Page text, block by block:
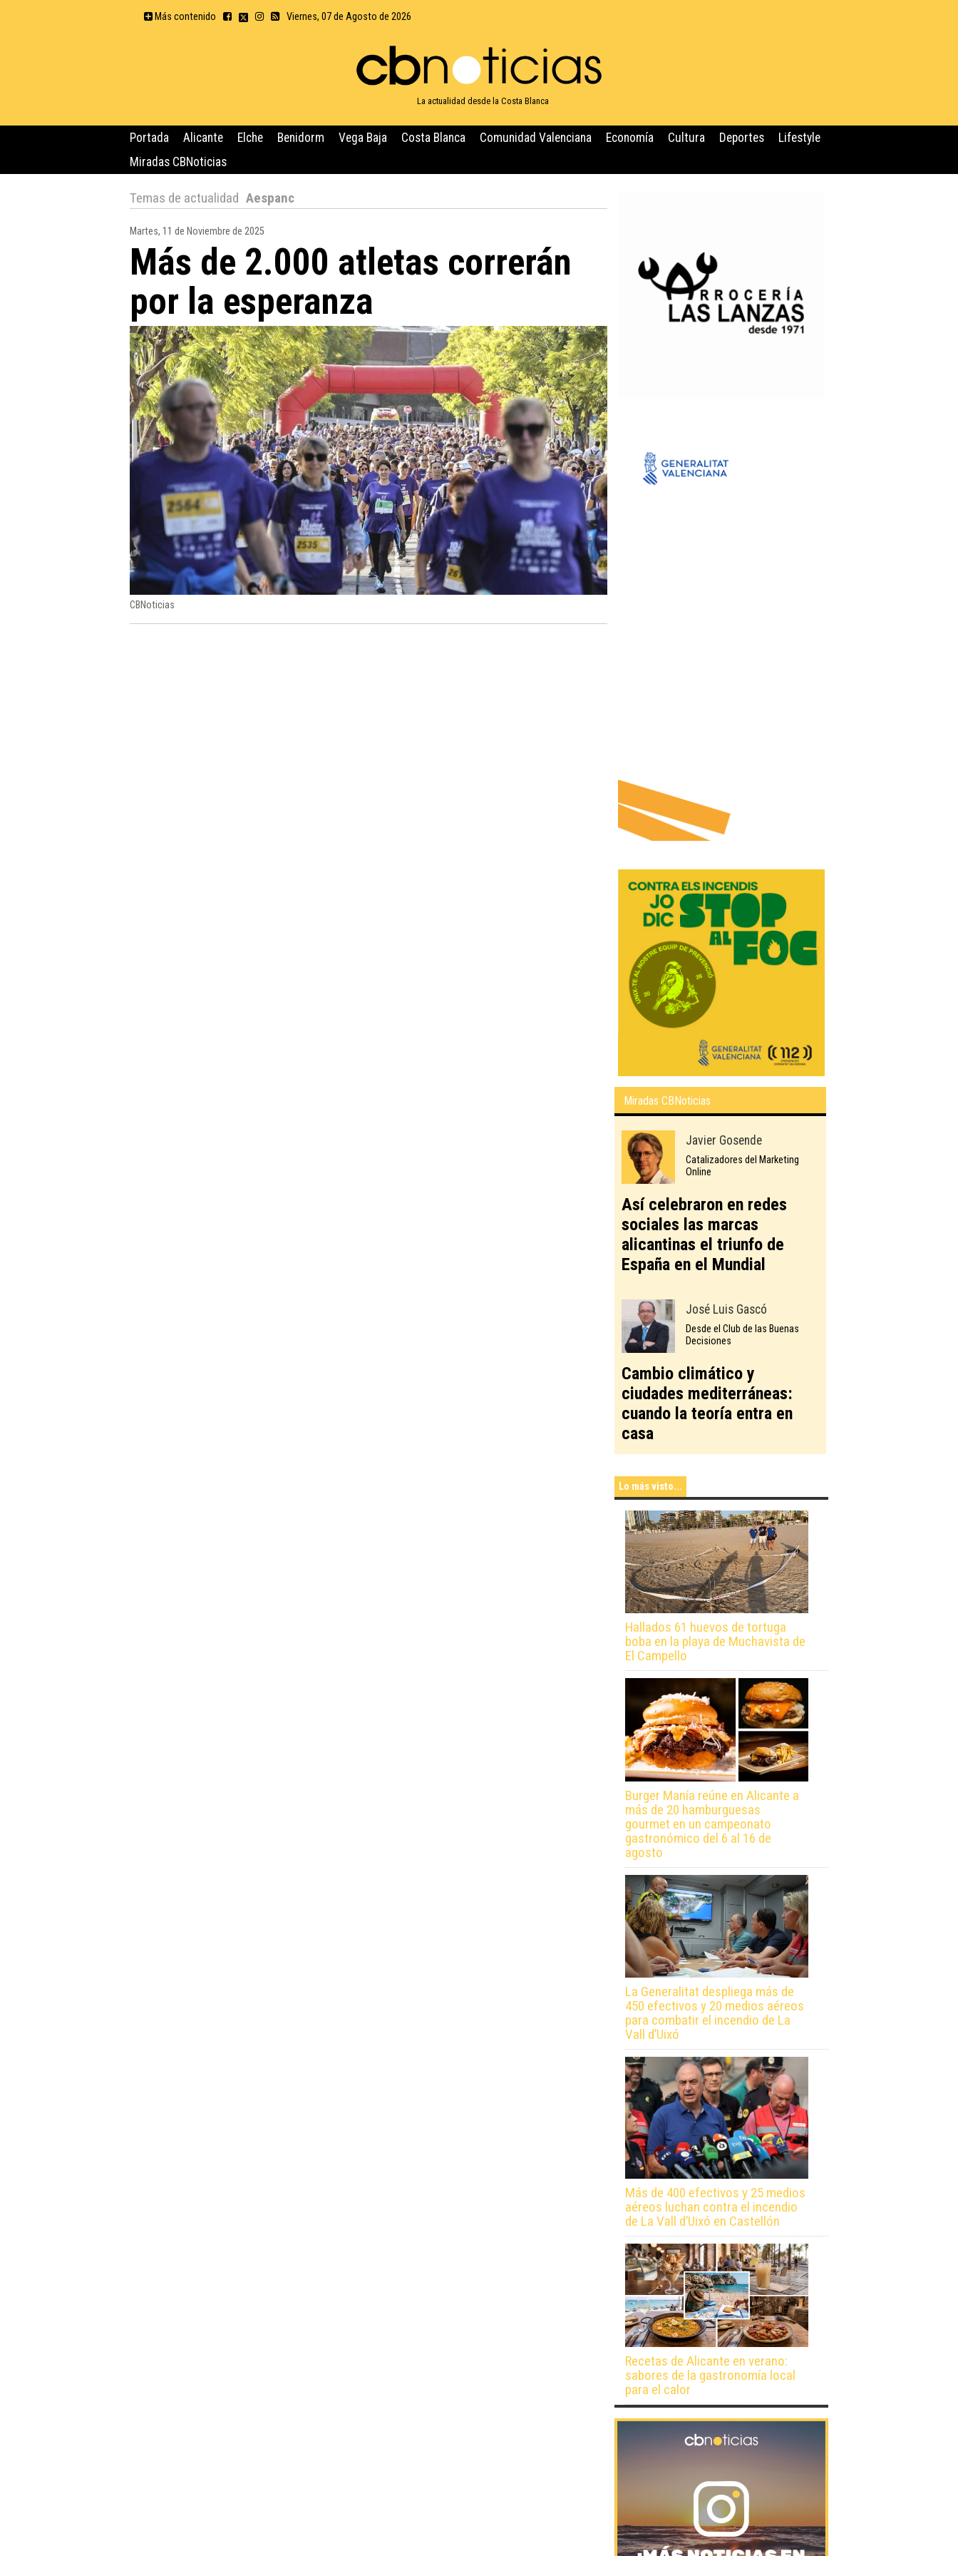
Más contenido Viernes, 07 de Agosto de 2026
La actualidad desde la Costa Blanca
Portada Alicante Elche Benidorm Vega Baja Costa Blanca Comunidad Valenciana Economía Cultura Deportes
Lifestyle
Miradas CBNoticias
Temas de actualidad Aespanc
Martes, 11 de Noviembre de 2025
Más de 2.000 atletas correrán
por la esperanza
CBNoticias
Miradas CBNoticias
Javier Gosende
Catalizadores del Marketing
Online
Así celebraron en redes
sociales las marcas
alicantinas el triunfo de
España en el Mundial
José Luis Gascó
Desde el Club de las Buenas
Decisiones
Cambio climático y
ciudades mediterráneas:
cuando la teoría entra en
casa
Lo más visto...
Hallados 61 huevos de tortuga
boba en la playa de Muchavista de
El Campello
Burger Manía reúne en Alicante a
más de 20 hamburguesas
gourmet en un campeonato
gastronómico del 6 al 16 de
agosto
La Generalitat despliega más de
450 efectivos y 20 medios aéreos
para combatir el incendio de La
Vall d’Uixó
Más de 400 efectivos y 25 medios
aéreos luchan contra el incendio
de La Vall d’Uixó en Castellón
Recetas de Alicante en verano:
sabores de la gastronomía local
para el calor